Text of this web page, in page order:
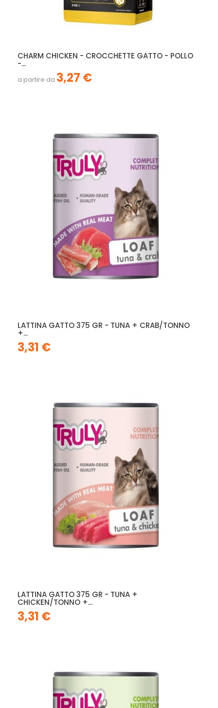
CHARM CHICKEN - CROCCHETTE GATTO - POLLO
-...
a partire da 3,27 €
LATTINA GATTO 375 GR - TUNA + CRAB/TONNO
+...
3,31 €
LATTINA GATTO 375 GR - TUNA +
CHICKEN/TONNO +...
3,31 €